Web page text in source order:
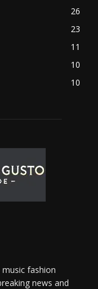
26
23
11
10
10
fashion
news and